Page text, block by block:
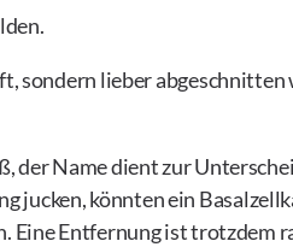
sondern lieber abgeschnitten
der Name dient zur
jucken, könnten ein
Eine Entfernung ist trotzdem